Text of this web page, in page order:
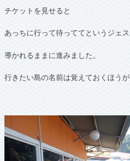
チケットを見せると
あっちに行って待っててというジェ
導かれるままに進みました。
行きたい島の名前は覚えておくほうが